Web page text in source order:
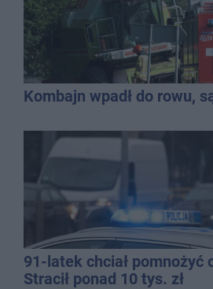
Kombajn wpadł do rowu,
91-latek chciał pomnożyć
Stracił ponad 10 tys. zł